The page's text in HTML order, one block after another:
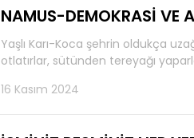
NAMUS-DEMOKRASİ VE
Yaşlı Karı-Koca şehrin oldukça
otlatırlar, sütünden tereyağı
16 Kasım 2024